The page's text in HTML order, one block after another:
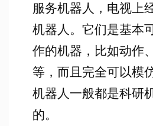
服务机器人，电视上
机器人。它们是基本
作的机器，比如动作
等，而且完全可以模
机器人一般都是科研
的。